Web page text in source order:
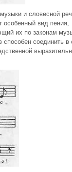
и словесной
особенный вид пения,
их по законам
способен соединить в